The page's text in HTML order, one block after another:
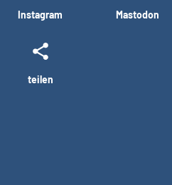
Instagram Mastodon
teilen